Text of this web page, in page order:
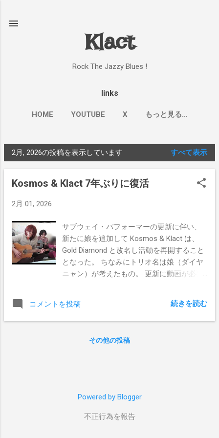
Klact
Rock The Jazzy Blues !
links
HOME YOUTUBE X もっと見る…
投
2月, 2026の投稿を表示しています すべて表示
Kosmos & Klact 7年ぶりに復活
2月 01, 2026
サブウェイ・パフォーマーの更新に伴い、
新たに娘を追加して Kosmos & Klact は、
Gold Diamond と改名し活動を再開すること
となった。 ちなみにトリオ名は娘（ダイヤ
ニャン）が考えたもの。 更新に動画が必要
5回もやって飽きてきたのか、娘は鍵盤ハー
モニカを足で弾いている。 動画が承認され
イブが出来る。 楽しみやなあ。
コメントを投稿 続きを読む
その他の投稿
Powered by Blogger
不正行為を報告